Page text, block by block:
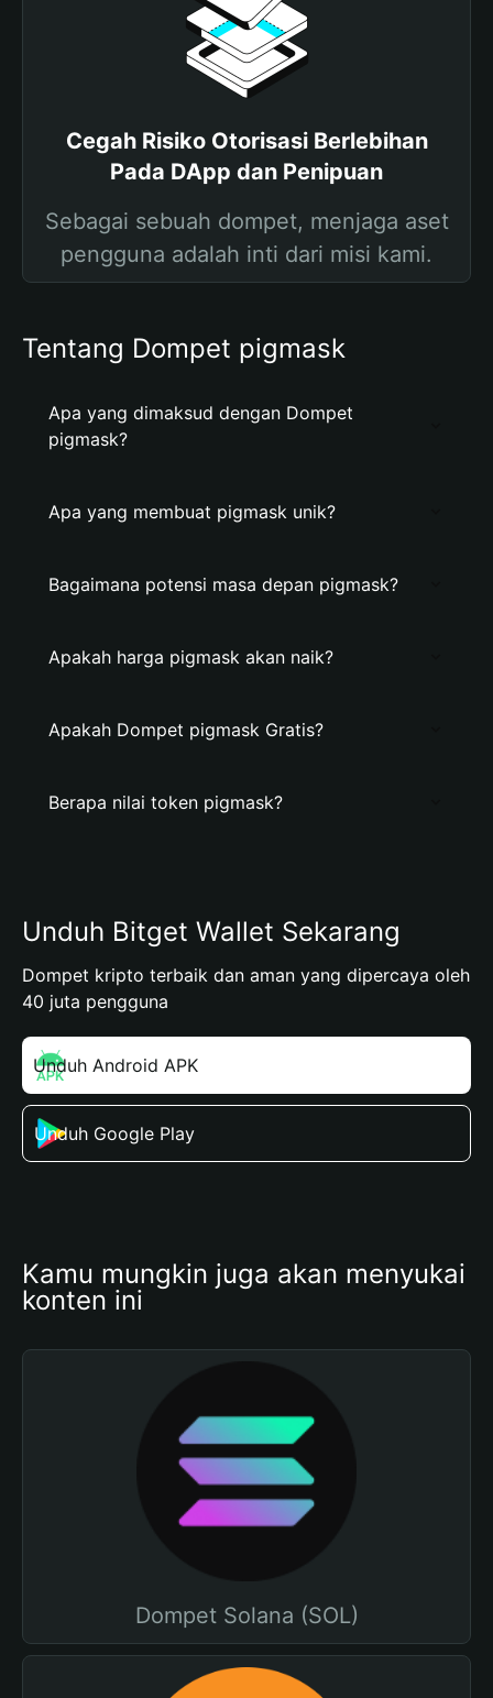
Cegah Risiko Otorisasi Berlebihan
Pada DApp dan Penipuan
Sebagai sebuah dompet, menjaga aset
pengguna adalah inti dari misi kami.
Tentang Dompet pigmask
Apa yang dimaksud dengan Dompet
pigmask?
Apa yang membuat pigmask unik?
Bagaimana potensi masa depan pigmask?
Apakah harga pigmask akan naik?
Apakah Dompet pigmask Gratis?
Berapa nilai token pigmask?
Unduh Bitget Wallet Sekarang
Dompet kripto terbaik dan aman yang dipercaya oleh
40 juta pengguna
Unduh Android APK
Unduh Google Play
Kamu mungkin juga akan menyukai
konten ini
Dompet Solana (SOL)